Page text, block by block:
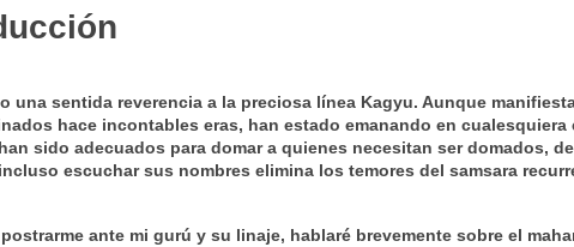
una sentida reverencia a la preciosa línea Kagyu. Aunque
hace incontables eras, han estado emanando en cualesquiera
sido adecuados para domar a quienes necesitan ser domados,
escuchar sus nombres elimina los temores del samsara
ante mi gurú y su linaje, hablaré brevemente sobre el